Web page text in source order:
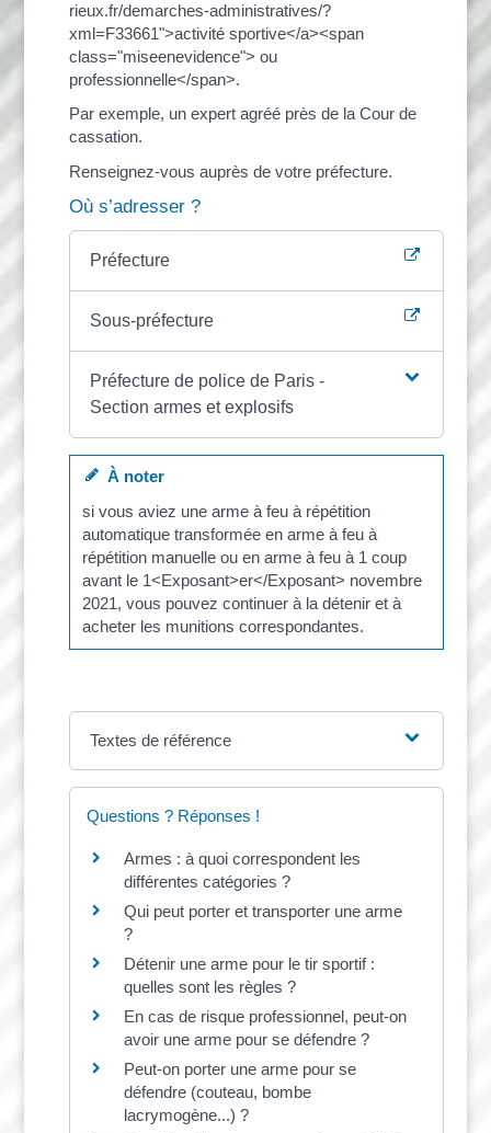
rieux.fr/demarches-administratives/?
xml=F33661">activité sportive</a><span
class="miseenevidence"> ou
professionnelle</span>.
Par exemple, un expert agréé près de la Cour de
cassation.
Renseignez-vous auprès de votre préfecture.
Où s’adresser ?
Préfecture
Sous-préfecture
Préfecture de police de Paris -
Section armes et explosifs
À noter
si vous aviez une arme à feu à répétition
automatique transformée en arme à feu à
répétition manuelle ou en arme à feu à 1 coup
avant le 1<Exposant>er</Exposant> novembre
2021, vous pouvez continuer à la détenir et à
acheter les munitions correspondantes.
Textes de référence
Questions ? Réponses !
Armes : à quoi correspondent les
différentes catégories ?
Qui peut porter et transporter une arme
?
Détenir une arme pour le tir sportif :
quelles sont les règles ?
En cas de risque professionnel, peut-on
avoir une arme pour se défendre ?
Peut-on porter une arme pour se
défendre (couteau, bombe
lacrymogène...) ?